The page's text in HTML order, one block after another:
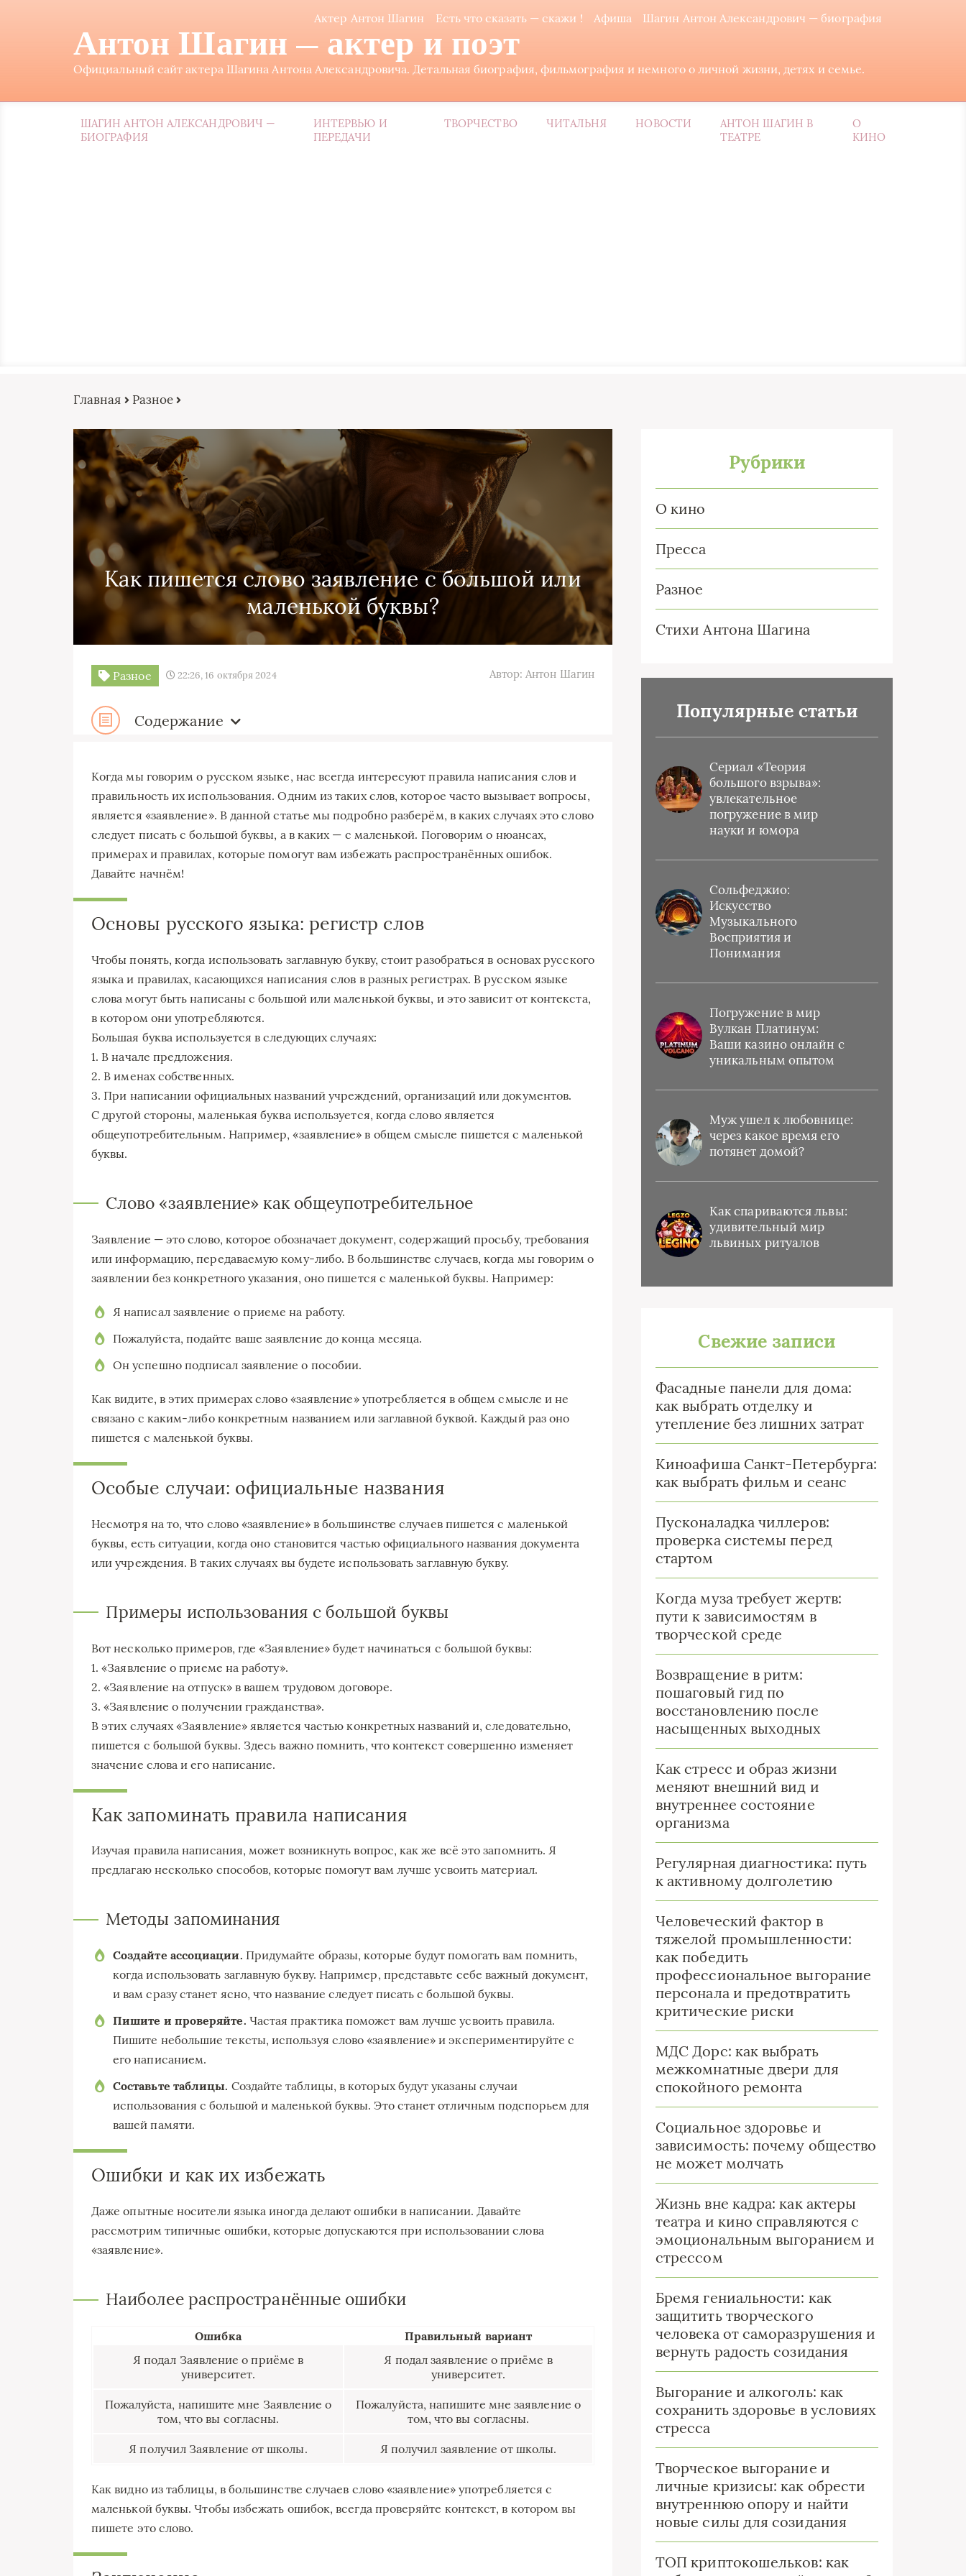
Актер Антон Шагин Есть что сказать — скажи ! Афиша Шагин Антон Александрович — биография
Антон Шагин — актер и поэт
Официальный сайт актера Шагина Антона Александровича. Детальная биография, фильмография и немного о личной жизни, детях и семье.
ШАГИН АНТОН АЛЕКСАНДРОВИЧ —
БИОГРАФИЯ
ИНТЕРВЬЮ И
ПЕРЕДАЧИ
ТВОРЧЕСТВО ЧИТАЛЬНЯ НОВОСТИ
АНТОН ШАГИН В
ТЕАТРЕ
О
КИНО
Главная Разное
Как пишется слово заявление с большой или
маленькой буквы?
Разное 22:26, 16 октября 2024 Автор: Антон Шагин
Содержание
Когда мы говорим о русском языке, нас всегда интересуют правила написания слов и
правильность их использования. Одним из таких слов, которое часто вызывает вопросы,
является «заявление». В данной статье мы подробно разберём, в каких случаях это слово
следует писать с большой буквы, а в каких — с маленькой. Поговорим о нюансах,
примерах и правилах, которые помогут вам избежать распространённых ошибок.
Давайте начнём!
Основы русского языка: регистр слов
Чтобы понять, когда использовать заглавную букву, стоит разобраться в основах русского
языка и правилах, касающихся написания слов в разных регистрах. В русском языке
слова могут быть написаны с большой или маленькой буквы, и это зависит от контекста,
в котором они употребляются.
Большая буква используется в следующих случаях:
1. В начале предложения.
2. В именах собственных.
3. При написании официальных названий учреждений, организаций или документов.
С другой стороны, маленькая буква используется, когда слово является
общеупотребительным. Например, «заявление» в общем смысле пишется с маленькой
буквы.
Слово «заявление» как общеупотребительное
Заявление — это слово, которое обозначает документ, содержащий просьбу, требования
или информацию, передаваемую кому-либо. В большинстве случаев, когда мы говорим о
заявлении без конкретного указания, оно пишется с маленькой буквы. Например:
Я написал заявление о приеме на работу.
Пожалуйста, подайте ваше заявление до конца месяца.
Он успешно подписал заявление о пособии.
Как видите, в этих примерах слово «заявление» употребляется в общем смысле и не
связано с каким-либо конкретным названием или заглавной буквой. Каждый раз оно
пишется с маленькой буквы.
Особые случаи: официальные названия
Несмотря на то, что слово «заявление» в большинстве случаев пишется с маленькой
буквы, есть ситуации, когда оно становится частью официального названия документа
или учреждения. В таких случаях вы будете использовать заглавную букву.
Примеры использования с большой буквы
Вот несколько примеров, где «Заявление» будет начинаться с большой буквы:
1. «Заявление о приеме на работу».
2. «Заявление на отпуск» в вашем трудовом договоре.
3. «Заявление о получении гражданства».
В этих случаях «Заявление» является частью конкретных названий и, следовательно,
пишется с большой буквы. Здесь важно помнить, что контекст совершенно изменяет
значение слова и его написание.
Как запоминать правила написания
Изучая правила написания, может возникнуть вопрос, как же всё это запомнить. Я
предлагаю несколько способов, которые помогут вам лучше усвоить материал.
Методы запоминания
Создайте ассоциации. Придумайте образы, которые будут помогать вам помнить,
когда использовать заглавную букву. Например, представьте себе важный документ,
и вам сразу станет ясно, что название следует писать с большой буквы.
Пишите и проверяйте. Частая практика поможет вам лучше усвоить правила.
Пишите небольшие тексты, используя слово «заявление» и экспериментируйте с
его написанием.
Составьте таблицы. Создайте таблицы, в которых будут указаны случаи
использования с большой и маленькой буквы. Это станет отличным подспорьем для
вашей памяти.
Ошибки и как их избежать
Даже опытные носители языка иногда делают ошибки в написании. Давайте
рассмотрим типичные ошибки, которые допускаются при использовании слова
«заявление».
Наиболее распространённые ошибки
Ошибка
Правильный вариант
Я подал Заявление о приёме в
университет.
Я подал заявление о приёме в
университет.
Пожалуйста, напишите мне Заявление о
том, что вы согласны.
Пожалуйста, напишите мне заявление о
том, что вы согласны.
Я получил Заявление от школы. Я получил заявление от школы.
Как видно из таблицы, в большинстве случаев слово «заявление» употребляется с
маленькой буквы. Чтобы избежать ошибок, всегда проверяйте контекст, в котором вы
пишете это слово.
Рубрики
О кино
Пресса
Разное
Стихи Антона Шагина
Популярные статьи
Сериал «Теория
большого взрыва»:
увлекательное
погружение в мир
науки и юмора
Сольфеджио:
Искусство
Музыкального
Восприятия и
Понимания
Погружение в мир
Вулкан Платинум:
Ваши казино онлайн с
уникальным опытом
Муж ушел к любовнице:
через какое время его
потянет домой?
Как спариваются львы:
удивительный мир
львиных ритуалов
Свежие записи
Фасадные панели для дома:
как выбрать отделку и
утепление без лишних затрат
Киноафиша Санкт-Петербурга:
как выбрать фильм и сеанс
Пусконаладка чиллеров:
проверка системы перед
стартом
Когда муза требует жертв:
пути к зависимостям в
творческой среде
Возвращение в ритм:
пошаговый гид по
восстановлению после
насыщенных выходных
Как стресс и образ жизни
меняют внешний вид и
внутреннее состояние
организма
Регулярная диагностика: путь
к активному долголетию
Человеческий фактор в
тяжелой промышленности:
как победить
профессиональное выгорание
персонала и предотвратить
критические риски
МДС Дорс: как выбрать
межкомнатные двери для
спокойного ремонта
Социальное здоровье и
зависимость: почему общество
не может молчать
Жизнь вне кадра: как актеры
театра и кино справляются с
эмоциональным выгоранием и
стрессом
Бремя гениальности: как
защитить творческого
человека от саморазрушения и
вернуть радость созидания
Выгорание и алкоголь: как
сохранить здоровье в условиях
стресса
Творческое выгорание и
личные кризисы: как обрести
внутреннюю опору и найти
новые силы для созидания
ТОП криптокошельков: как